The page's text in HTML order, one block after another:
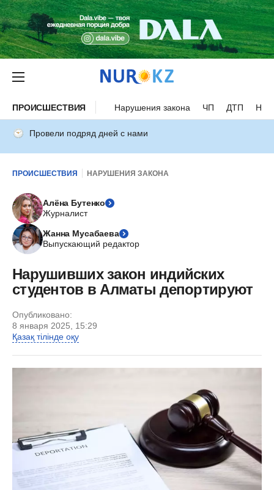
ПРОИСШЕСТВИЯ Нарушения закона ЧП ДТП
Провели подряд дней с нами
ПРОИСШЕСТВИЯ НАРУШЕНИЯ ЗАКОНА
Алёна Бутенко
Журналист
Жанна Мусабаева
Выпускающий редактор
Нарушивших закон индийских
студентов в Алматы депортируют
Опубликовано:
8 января 2025, 15:29
Қазақ тілінде оқу